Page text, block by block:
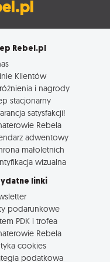
Rebel.pl
Klientów
i nagrody
stacjonarny
satysfakcji!
Rebela
adwentowy
małoletnich
wizualna
linki
podarunkowe
PDK i trofea
Rebela
cookies
podatkowa